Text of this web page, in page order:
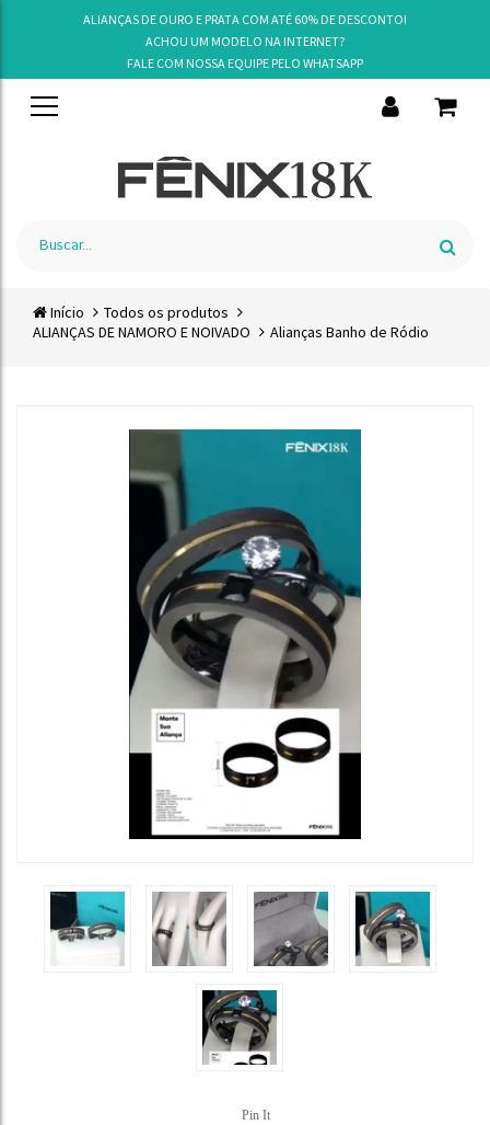
ALIANÇAS DE OURO E PRATA COM ATÉ 60% DE DESCONTO!
ACHOU UM MODELO NA INTERNET?
FALE COM NOSSA EQUIPE PELO WHATSAPP
Início
Todos os produtos
ALIANÇAS DE NAMORO E NOIVADO
Alianças Banho de Ródio
Pin It